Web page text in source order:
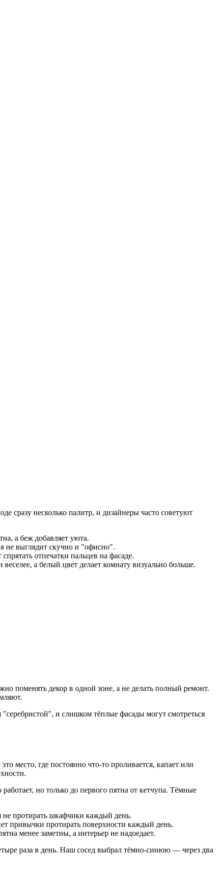
сразу несколько палитр, и дизайнеры часто советуют
а беж добавляет уюта.
не выглядит скучно и "офисно".
отпечатки пальцев на фасаде.
а белый цвет делает комнату визуально больше.
поменять декор в одной зоне, а не делать полный ремонт.
и слишком тёплые фасады могут смотреться
место, где постоянно что-то проливается, капает или
но только до первого пятна от кетчупа. Тёмные
протирать шкафчики каждый день.
привычки протирать поверхности каждый день.
менее заметны, а интерьер не надоедает.
раза в день. Наш сосед выбрал тёмно-синюю — через два